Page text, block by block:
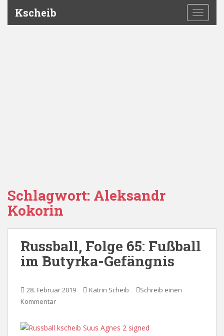
Kscheib
Schlagwort: Aleksandr
Kokorin
Russball, Folge 65: Fußball
im Butyrka-Gefängnis
28. Februar 2019 Katrin Scheib
Schreib einen
Kommentar